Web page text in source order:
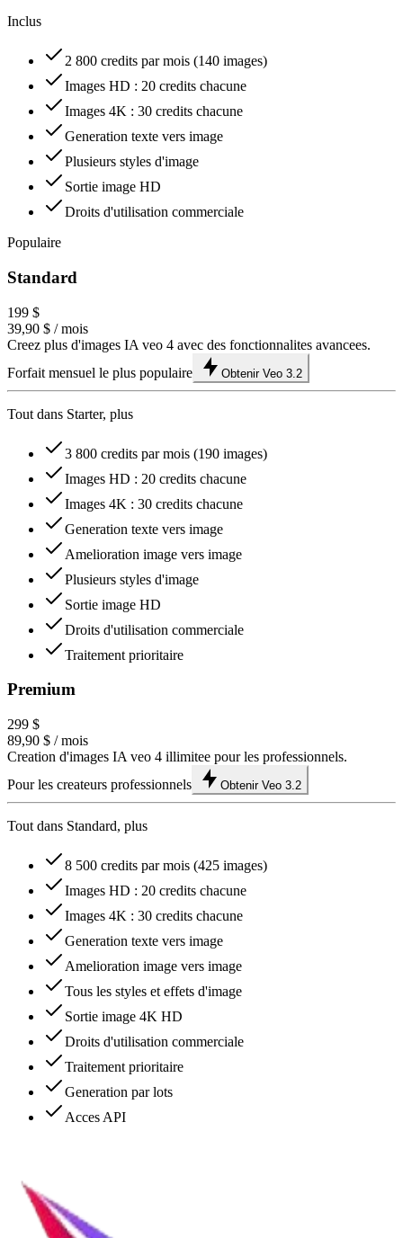
Inclus
2 800 credits par mois (140 images)
Images HD : 20 credits chacune
Images 4K : 30 credits chacune
Generation texte vers image
Plusieurs styles d'image
Sortie image HD
Droits d'utilisation commerciale
Populaire
Standard
199 $
39,90 $ / mois
Creez plus d'images IA veo 4 avec des fonctionnalites avancees.
Forfait mensuel le plus populaire
Obtenir Veo 3.2
Tout dans Starter, plus
3 800 credits par mois (190 images)
Images HD : 20 credits chacune
Images 4K : 30 credits chacune
Generation texte vers image
Amelioration image vers image
Plusieurs styles d'image
Sortie image HD
Droits d'utilisation commerciale
Traitement prioritaire
Premium
299 $
89,90 $ / mois
Creation d'images IA veo 4 illimitee pour les professionnels.
Pour les createurs professionnels
Obtenir Veo 3.2
Tout dans Standard, plus
8 500 credits par mois (425 images)
Images HD : 20 credits chacune
Images 4K : 30 credits chacune
Generation texte vers image
Amelioration image vers image
Tous les styles et effets d'image
Sortie image 4K HD
Droits d'utilisation commerciale
Traitement prioritaire
Generation par lots
Acces API